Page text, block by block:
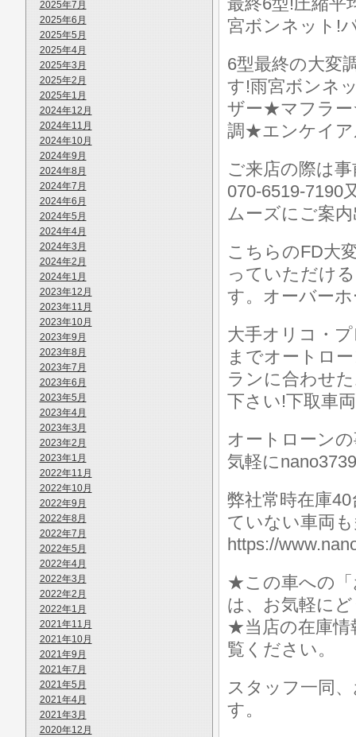
2025年7月
2025年6月
2025年5月
2025年4月
2025年3月
2025年2月
2025年1月
2024年12月
2024年11月
2024年10月
2024年9月
2024年8月
2024年7月
2024年6月
2024年5月
2024年4月
2024年3月
2024年2月
2024年1月
2023年12月
2023年11月
2023年10月
2023年9月
2023年8月
2023年7月
2023年6月
2023年5月
2023年4月
2023年3月
2023年2月
2023年1月
2022年11月
2022年10月
2022年9月
2022年8月
2022年7月
2022年5月
2022年4月
2022年3月
2022年2月
2022年1月
2021年11月
2021年10月
2021年9月
2021年7月
2021年5月
2021年4月
2021年3月
2020年12月
宮ボンネット!
6型最終の大変
す!雨宮ボンネ
ザー★マフラ
調★エンケイ
ご来店の際は
070-6519-7190
ムーズにご案
こちらのFD大
っていただけ
す。オーバー
大手オリコ・
までオートロ
ランに合わせ
下さい!下取車
オートローン
気軽に
弊社常時在庫
ていない車両
https://
★この車への「
は、お気軽に
★当店の在庫情
覧ください。
スタッフ一同
す。